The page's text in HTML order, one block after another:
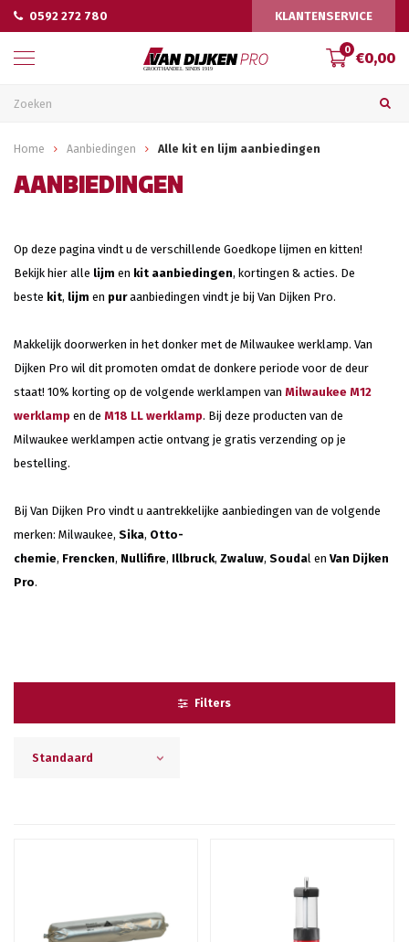
0592 272 780 KLANTENSERVICE
0 €0,00
Home Aanbiedingen Alle kit en lijm aanbiedingen
AANBIEDINGEN
Op deze pagina vindt u de verschillende Goedkope lijmen en kitten!
Bekijk hier alle lijm en kit aanbiedingen, kortingen & acties. De
beste kit, lijm en puraanbiedingen vindt je bij Van Dijken Pro.
Makkelijk doorwerken in het donker met de Milwaukee werklamp. Van
Dijken Pro wil dit promoten omdat de donkere periode voor de deur
staat! 10% korting op de volgende werklampen van Milwaukee M12
werklamp en de M18 LL werklamp. Bij deze producten van de
Milwaukee werklampen actie ontvang je gratis verzending op je
bestelling.
Bij Van Dijken Pro vindt u aantrekkelijke aanbiedingen van de volgende
merken: Milwaukee, Sika, Otto-
chemie, Frencken, Nullifire, Illbruck, Zwaluw, Soudal en Van Dijken
Pro.
Filters
Standaard